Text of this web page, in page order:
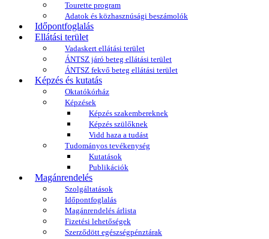
Tourette program
Adatok és közhasznúsági beszámolók
Időpontfoglalás
Ellátási terület
Vadaskert ellátási terület
ÁNTSZ járó beteg ellátási terület
ÁNTSZ fekvő beteg ellátási terület
Képzés és kutatás
Oktatókórház
Képzések
Képzés szakembereknek
Képzés szülőknek
Vidd haza a tudást
Tudományos tevékenység
Kutatások
Publikációk
Magánrendelés
Szolgáltatások
Időpontfoglalás
Magánrendelés árlista
Fizetési lehetőségek
Szerződött egészségpénztárak